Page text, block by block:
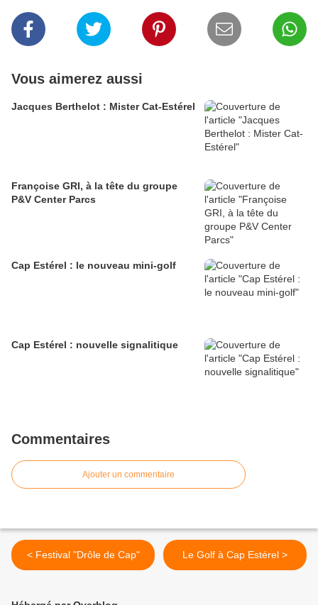
Vous aimerez aussi
Jacques Berthelot : Mister Cat-Estérel
Françoise GRI, à la tête du groupe
P&V Center Parcs
Cap Estérel : le nouveau mini-golf
Cap Estérel : nouvelle signalitique
Commentaires
Ajouter un commentaire
< Festival "Drôle de Cap" Le Golf à Cap Estérel >